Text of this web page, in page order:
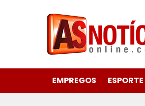
EMPREGOS ESPORTE